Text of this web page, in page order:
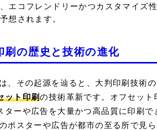
エコフレンドリーかつカスタマイズ
想されます。
刷の歴史と技術の進化
、その起源を辿ると、大判印刷技術
ット印刷の技術革新です。オフセッ
ターや広告を大量かつ高品質に印刷
ポスターや広告が都市の至る所で見